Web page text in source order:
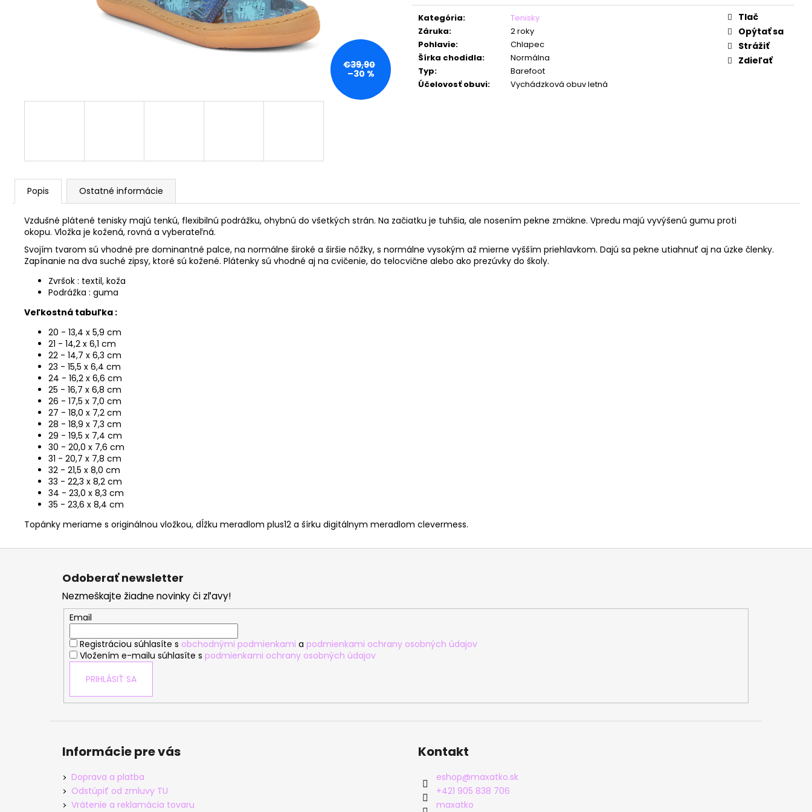
Jednotková
cena:
Kategória:
Tenisky
Záruka:
2 roky
Pohlavie:
Chlapec
Šírka chodidla:
Normálna
Typ:
Barefoot
Účelovosť obuvi: Vychádzková obuv letná
Tlač
Opýtať sa
Strážiť
Zdieľať
€39,90
–30 %
Popis Ostatné informácie
Vzdušné plátené tenisky majú tenkú, flexibilnú podrážku, ohybnú do všetkých strán. Na začiatku je tuhšia, ale nosením pekne zmäkne. Vpredu majú vyvýšenú gumu proti
okopu. Vložka je kožená, rovná a vyberateľná.
Svojím tvarom sú vhodné pre dominantné palce, na normálne široké a širšie nôžky, s normálne vysokým až mierne vyšším priehlavkom. Dajú sa pekne utiahnuť aj na úzke členky.
Zapínanie na dva suché zipsy, ktoré sú kožené. Plátenky sú vhodné aj na cvičenie, do telocvične alebo ako prezúvky do školy.
Zvršok : textil, koža
Podrážka : guma
Veľkostná tabuľka :
20 - 13,4 x 5,9 cm
21 - 14,2 x 6,1 cm
22 - 14,7 x 6,3 cm
23 - 15,5 x 6,4 cm
24 - 16,2 x 6,6 cm
25 - 16,7 x 6,8 cm
26 - 17,5 x 7,0 cm
27 - 18,0 x 7,2 cm
28 - 18,9 x 7,3 cm
29 - 19,5 x 7,4 cm
30 - 20,0 x 7,6 cm
31 - 20,7 x 7,8 cm
32 - 21,5 x 8,0 cm
33 - 22,3 x 8,2 cm
34 - 23,0 x 8,3 cm
35 - 23,6 x 8,4 cm
Topánky meriame s originálnou vložkou, dĺžku meradlom plus12 a šírku digitálnym meradlom clevermess.
Z
Odoberať newsletter
Nezmeškajte žiadne novinky či zľavy!
Email
Registráciou súhlasíte s obchodnými podmienkami a podmienkami ochrany osobných údajov
Vložením e-mailu súhlasíte s podmienkami ochrany osobných údajov
PRIHLÁSIŤ SA
Informácie pre vás
Doprava a platba
Odstúpiť od zmluvy TU
Vrátenie a reklamácia tovaru
Kontakt
eshop@maxatko.sk
+421 905 838 706
maxatko